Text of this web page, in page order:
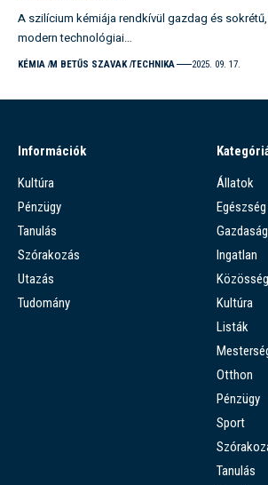
A szilícium kémiája rendkívül gazdag és
modern technológiai…
KÉMIA M BETŰS SZAVAK TECHNIKA 2025. 09. 17.
Információk
Kultúra
Pénzügy
Tanulás
Szórakozás
Utazás
Tudomány
Állatok
Egészség
Gazdaság
Ingatlan
Közösség
Kultúra
Listák
Otthon
Pénzügy
Sport
Tanulás